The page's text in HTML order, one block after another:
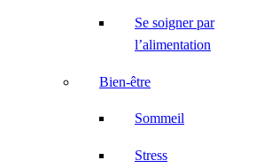
Se soigner par
l’alimentation
Bien-être
Sommeil
Stress